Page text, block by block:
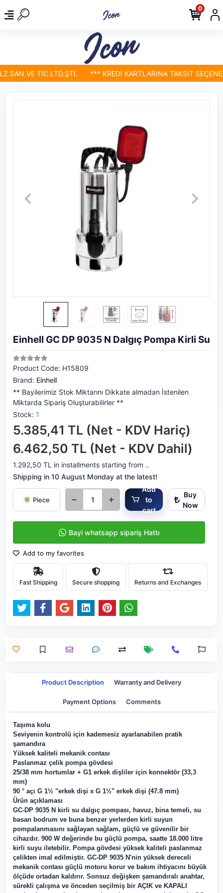
TİC.LTD.ŞTİ. *** KREDİ KARTLARINA TAKSİT
0
Einhell GC DP 9035 N Dalgıç Pompa Kirli Su
Product Code: H15809
Brand: Einhell
** Bayilerimiz Stok Miktarını Dikkate almadan İstenilen
Miktarda Sipariş Oluşturabilirler **
Stock: 1
5.385,41 TL (Net - KDV Hariç)
6.462,50 TL (Net - KDV Dahil)
1.292,50 TL in installments starting from ..
Shipping in 10 August Monday at the latest!
Piece
Add
to
cart
Buy
Now
Bayi whatsapp sipariş Hattı
Add to my favorites
Fast Shipping Secure shopping Returns and Exchanges
Product Description Warranty and Delivery
Payment Options Comments
Taşıma kolu
Seviyenin kontrolü için kademesiz ayarlanabilen pratik
şamandıra
Yüksek kaliteli mekanik contası
Paslanmaz çelik pompa gövdesi
25/38 mm hortumlar + G1 erkek dişliler için konnektör (33,3
mm)
90 ° açı G 1½ "erkek dişi x G 1½" erkek dişi (47.8 mm)
Ürün açıklaması
GC-DP 9035 N kirli su dalgıç pompası, havuz, bina temeli, su
basan bodrum ve buna benzer yerlerden kirli suyun
pompalanmasını sağlayan sağlam, güçlü ve güvenilir bir
cihazdır. 900 W değerinde bu güçlü pompa, saatte 18.000 litre
kirli suyu iletebilir. Pompa gövdesi yüksek kaliteli paslanmaz
çelikten imal edilmiştir. GC-DP 9035 N'nin yüksek dereceli
mekanik contası güçlü motoru korur ve bakım ihtiyacını büyük
ölçüde ortadan kaldırır. Sonsuz değişken şamandıralı anahtar,
sürekli çalışma ve önceden seçilmiş bir AÇIK ve KAPALI